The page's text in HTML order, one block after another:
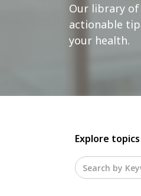
Our library
actionable
your health.
Explore